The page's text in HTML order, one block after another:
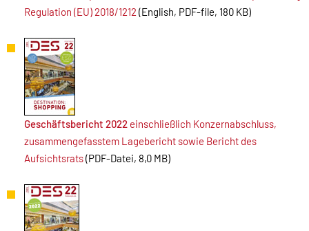
Regulation (EU) 2018/1212 (English, PDF-file, 180 KB)
Geschäftsbericht 2022 einschließlich Konzernabschluss,
zusammengefasstem Lagebericht sowie Bericht des
Aufsichtsrats(PDF-Datei, 8,0 MB)